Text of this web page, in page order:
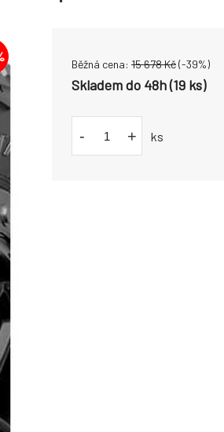
Běžná cena: 15 678Kč(-39%)
Skladem do 48h (19 ks)
- + ks